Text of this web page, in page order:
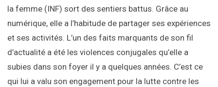
la femme (INF) sort des sentiers battus. Grâce au
numérique, elle a l’habitude de partager ses expériences
et ses activités. L’un des faits marquants de son fil
d’actualité a été les violences conjugales qu’elle a
subies dans son foyer il y a quelques années. C’est ce
qui lui a valu son engagement pour la lutte contre les